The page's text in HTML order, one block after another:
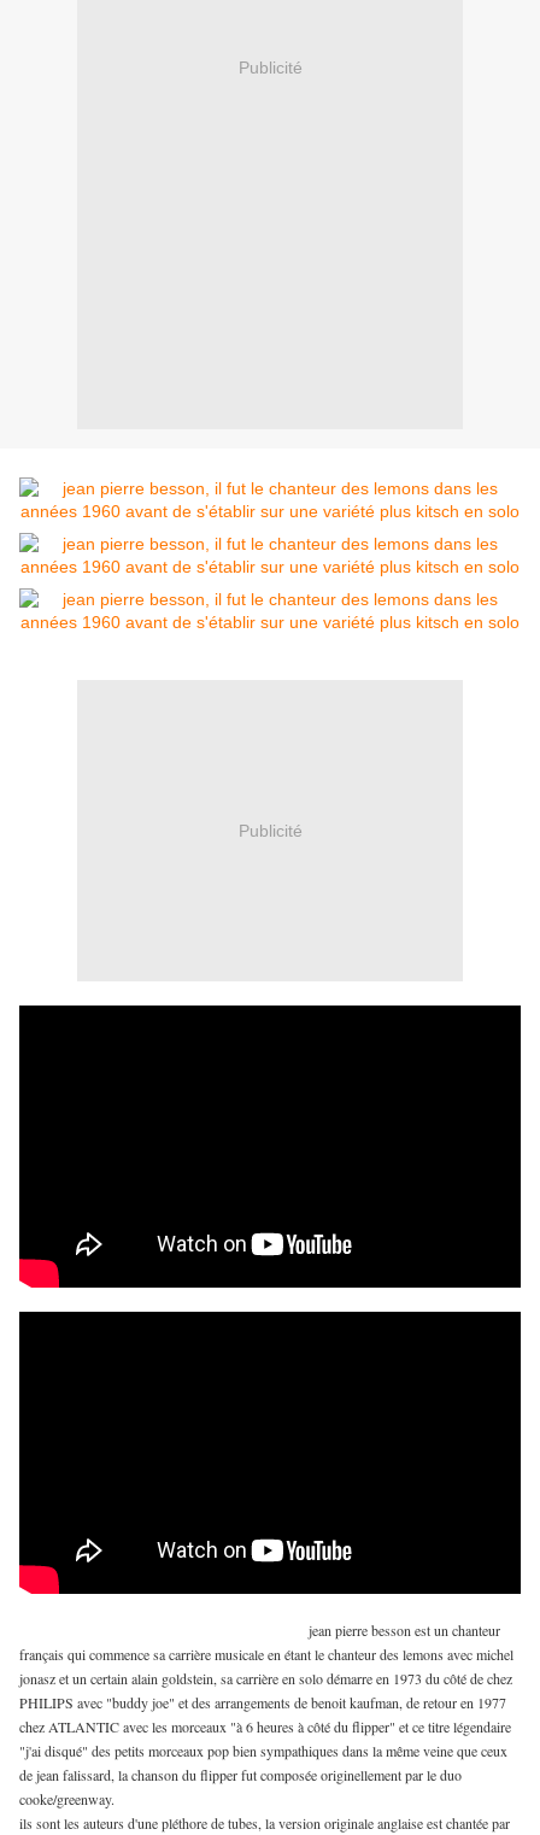
Publicité
Publicité
jean pierre besson est un chanteur
français qui commence sa carrière musicale en étant le chanteur des lemons avec michel
jonasz et un certain alain goldstein, sa carrière en solo démarre en 1973 du côté de chez
PHILIPS avec "buddy joe" et des arrangements de benoit kaufman, de retour en 1977
chez ATLANTIC avec les morceaux "à 6 heures à côté du flipper" et ce titre légendaire
"j'ai disqué" des petits morceaux pop bien sympathiques dans la même veine que ceux
de jean falissard, la chanson du flipper fut composée originellement par le duo
cooke/greenway.
ils sont les auteurs d'une pléthore de tubes, la version originale anglaise est chantée par